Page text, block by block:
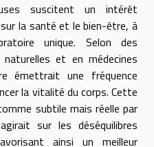
suscitent un intérêt
la santé et le bien-être, à
unique. Selon des
et en médecines
émettrait une fréquence
la vitalité du corps. Cette
subtile mais réelle par
sur les déséquilibres
ainsi un meilleur